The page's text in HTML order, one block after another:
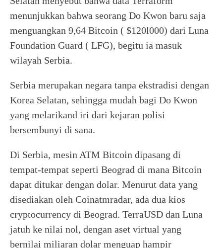
menunjukkan bahwa seorang Do Kwon baru saja
menguangkan 9,64 Bitcoin ( $120l000) dari Luna
Foundation Guard ( LFG), begitu ia masuk
wilayah Serbia.
Serbia merupakan negara tanpa ekstradisi dengan
Korea Selatan, sehingga mudah bagi Do Kwon
yang melarikand iri dari kejaran polisi
bersembunyi di sana.
Di Serbia, mesin ATM Bitcoin dipasang di
tempat-tempat seperti Beograd di mana Bitcoin
dapat ditukar dengan dolar. Menurut data yang
disediakan oleh Coinatmradar, ada dua kios
cryptocurrency di Beograd. TerraUSD dan Luna
jatuh ke nilai nol, dengan aset virtual yang
bernilai miliaran dolar menguap hampir